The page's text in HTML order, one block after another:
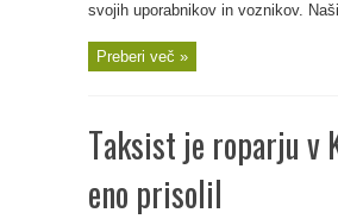
svojih uporabnikov in voznikov.
Preberi več »
Taksist je roparju v
eno prisolil